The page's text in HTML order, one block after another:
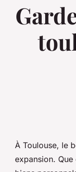
À Toulouse, le
expansion.